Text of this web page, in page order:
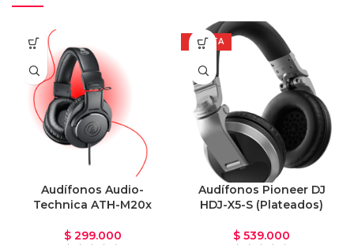
Audífonos Audio-
Technica ATH-M20x
$299.000
OFERTA
Audífonos Pioneer DJ
HDJ-X5-S (Plateados)
$ 539.000